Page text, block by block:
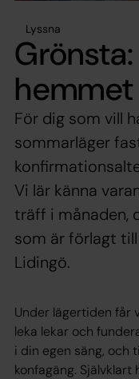
Lyssna
hemmet
För dig som vill
sommarläger
Vi lär känna
träff i månaden,
som är förlagt
Lidingö.
Under lägertiden får
leka lekar och
i din egen säng, och
konfagäng.